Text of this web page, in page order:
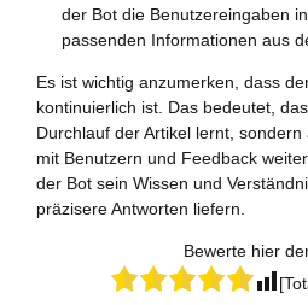
der Bot die Benutzereingaben
passenden Informationen aus
Es ist wichtig anzumerken, dass
kontinuierlich ist. Das bedeutet,
Durchlauf der Artikel lernt,
mit Benutzern und Feedback
der Bot sein Wissen und
präzisere Antworten liefern.
Bewerte hier